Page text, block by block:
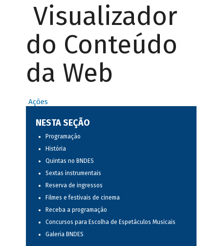
Visualizador
do Conteúdo
da Web
Ações
NESTA SEÇÃO
Programação
História
Quintas no BNDES
Sextas instrumentais
Reserva de ingressos
Filmes e festivais de cinema
Receba a programação
Concursos para Escolha de Espetáculos Musicais
Galeria BNDES